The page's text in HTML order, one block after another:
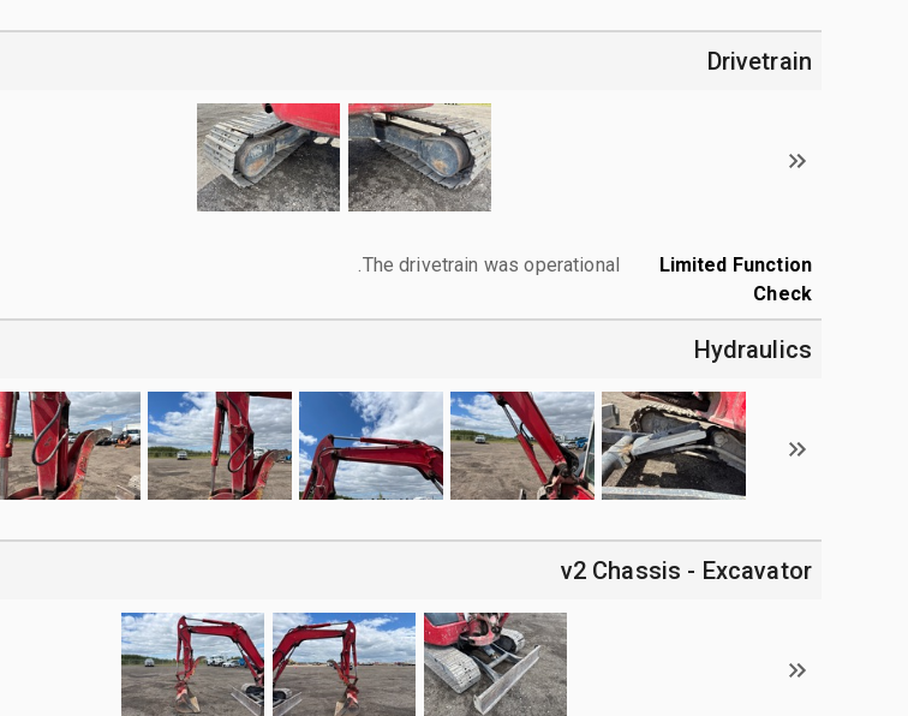
Drivetrain
Limited Function
Check
The drivetrain was operational.
Hydraulics
v2 Chassis - Excavator